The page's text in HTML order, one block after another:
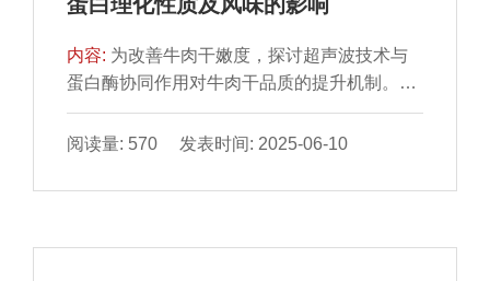
食品工业中调整鱼糜凝胶特性及探索盐替代配
方提供参考。
鲜味氨基酸含量呈先增加后降低趋势，成熟1
为172.12、8.35 mg/100 g，甜味和苦味氨基
酸含量于成熟12 h时最高。因此，湿法成熟1 d
的猪肉熟制后风味最佳。
内容: 为改善牛肉干嫩度，探讨超声波技术与
蛋白酶协同作用对牛肉干品质的提升机制。牛
肉干样品制备最佳工艺为：复合蛋白酶缓冲液
（木瓜蛋白酶、菠萝蛋白酶质量比1∶2）添加
声30 min后，于51 ℃嫩化3.1 h。结果表明，
干肌原纤维蛋白溶解度显著提升，肌原纤维小
阅读量: 570 发表时间: 2025-06-10